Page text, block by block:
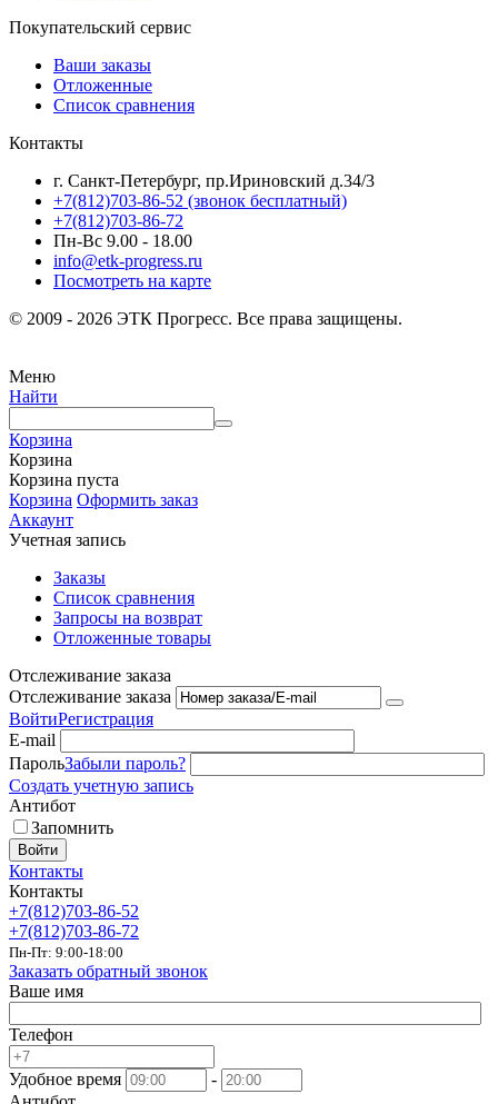
Покупательский сервис
Ваши заказы
Отложенные
Список сравнения
Контакты
г. Санкт-Петербург, пр.Ириновский д.34/3
+7(812)703-86-52 (звонок бесплатный)
+7(812)703-86-72
Пн-Вс 9.00 - 18.00
info@etk-progress.ru
Посмотреть на карте
© 2009 - 2026 ЭТК Прогресс. Все права защищены.
Меню
Найти
Корзина
Корзина
Корзина пуста
Корзина Оформить заказ
Аккаунт
Учетная запись
Заказы
Список сравнения
Запросы на возврат
Отложенные товары
Отслеживание заказа
Отслеживание заказа
ВойтиРегистрация
E-mail
ПарольЗабыли пароль?
Создать учетную запись
Антибот
Запомнить
Войти
Контакты
Контакты
+7(812)703-86-52
+7(812)703-86-72
Пн-Пт: 9:00-18:00
Заказать обратный звонок
Ваше имя
Телефон
Удобное время
-